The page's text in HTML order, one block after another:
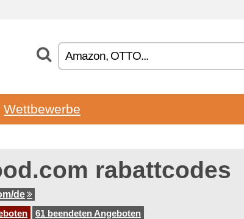
Wettbewerbe
rabattcodes
de
61 beendeten Angeboten